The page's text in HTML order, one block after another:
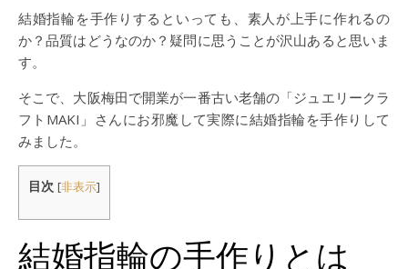
結婚指輪を手作りするといっても、素人が上手に作れるの
か？品質はどうなのか？疑問に思うことが沢山あると思いま
す。
そこで、大阪梅田で開業が一番古い老舗の「ジュエリークラ
フトMAKI」さんにお邪魔して実際に結婚指輪を手作りして
みました。
目次 [非表示]
結婚指輪の手作りとは